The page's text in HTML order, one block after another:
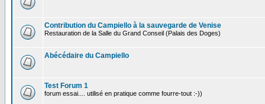
Contribution du Campiello à la sauvegarde de Venise
Restauration de la Salle du Grand Conseil (Palais des Doges)
Abécédaire du Campiello
Test Forum 1
forum essai.... utilisé en pratique comme fourre-tout :-))